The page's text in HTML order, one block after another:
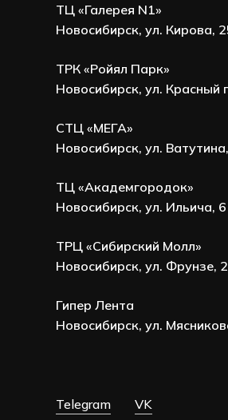
ТЦ «Галерея N1»
Новосибирск, ул. Кирова,
ТРК «Ройял Парк»
Новосибирск, ул. Красный
СТЦ «МЕГА»
Новосибирск, ул.
ТЦ «Академгородок»
Новосибирск, ул. Ильича,
ТРЦ «Сибирский Молл»
Новосибирск, ул. Фрунзе,
Гипер Лента
Новосибирск, ул.
Telegram VK